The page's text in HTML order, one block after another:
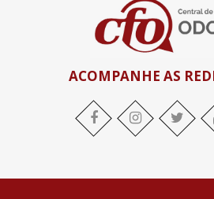
ACOMPANHE AS
facebook Instagram twitter